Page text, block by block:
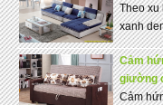
Theo xu
xanh
Cảm
giường
Cảm